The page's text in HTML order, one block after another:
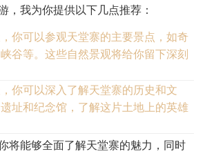
，我为你提供以下几点推荐：
你可以参观天堂寨的主要景点，如奇
谷等。这些自然景观将给你留下深刻
你可以深入了解天堂寨的历史和文
址和纪念馆，了解这片土地上的英雄
将能够全面了解天堂寨的魅力，同时